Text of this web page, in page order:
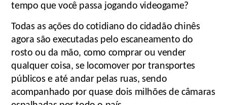
tempo que você passa jogando videogame?
Todas as ações do cotidiano do cidadão chinês
agora são executadas pelo escaneamento do
rosto ou da mão, como comprar ou vender
qualquer coisa, se locomover por transportes
públicos e até andar pelas ruas, sendo
acompanhado por quase dois milhões de câmaras